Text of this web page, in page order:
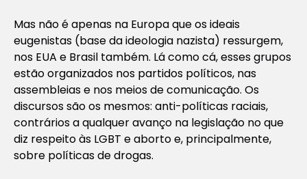
Mas não é apenas na Europa que os ideais
eugenistas (base da ideologia nazista) ressurgem,
nos EUA e Brasil também. Lá como cá, esses grupos
estão organizados nos partidos políticos, nas
assembleias e nos meios de comunicação. Os
discursos são os mesmos: anti-políticas raciais,
contrários a qualquer avanço na legislação no que
diz respeito às LGBT e aborto e, principalmente,
sobre políticas de drogas.